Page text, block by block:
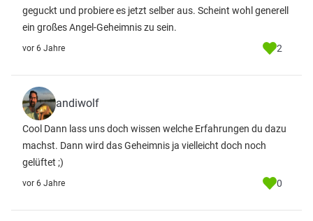
geguckt und probiere es jetzt selber aus. Scheint wohl generell
ein großes Angel-Geheimnis zu sein.
vor 6 Jahre 2
andiwolf
Cool Dann lass uns doch wissen welche Erfahrungen du dazu
machst. Dann wird das Geheimnis ja vielleicht doch noch
gelüftet ;)
vor 6 Jahre 0